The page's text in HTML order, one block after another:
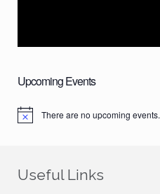
Upcoming Events
N
e
There are no upcoming events.
Useful Links